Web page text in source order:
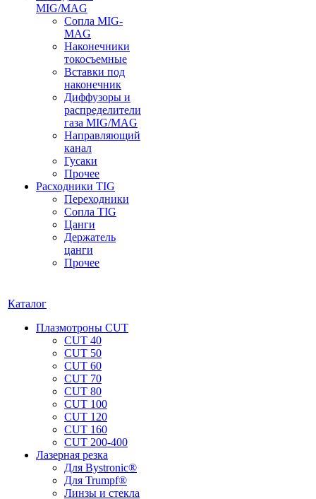
MIG/MAG
Сопла MIG-
MAG
Наконечники
токосъемные
Вставки под
наконечник
Диффузоры и
распределители
газа MIG/MAG
Направляющий
канал
Гусаки
Прочее
Расходники TIG
Переходники
Сопла TIG
Цанги
Держатель
цанги
Прочее
Каталог
Плазмотроны CUT
CUT 40
CUT 50
CUT 60
CUT 70
CUT 80
CUT 100
CUT 120
CUT 160
CUT 200-400
Лазерная резка
Для Bystronic®
Для Trumpf®
Линзы и стекла